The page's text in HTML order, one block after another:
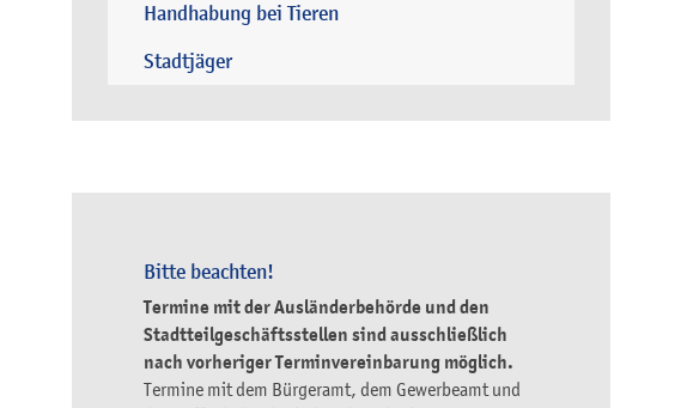
Handhabung bei Tieren
Stadtjäger
Bitte beachten!
Termine mit der Ausländerbehörde und den
Stadtteilgeschäftsstellen sind ausschließlich
nach vorheriger Terminvereinbarung möglich.
Termine mit dem Bürgeramt, dem Gewerbeamt und